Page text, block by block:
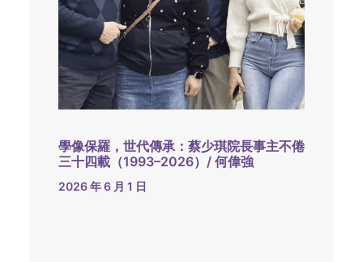
學像保羅，世代傳承：蔡少琪院長事主不倦
三十四載（1993–2026）/ 何偉強
2026 年 6 月 1 日